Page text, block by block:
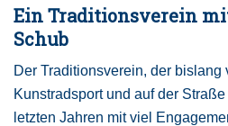
Ein Traditionsverein
Schub
Der Traditionsverein, der bislang
Kunstradsport und auf der
letzten Jahren mit viel